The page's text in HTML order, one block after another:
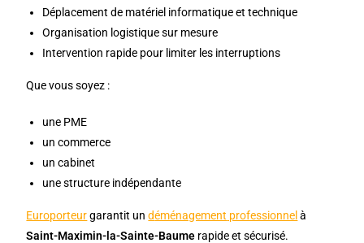
Déplacement de matériel informatique et technique
Organisation logistique sur mesure
Intervention rapide pour limiter les interruptions
Que vous soyez :
une PME
un commerce
un cabinet
une structure indépendante
Europorteurgarantit undéménagement professionnel à
Saint-Maximin-la-Sainte-Baume rapide et sécurisé.